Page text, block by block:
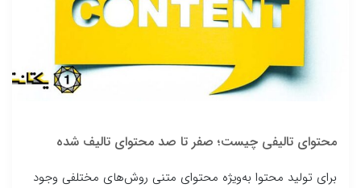
محتوای تالیفی چیست؛ صفر تا صد محتوای تالیف شده
برای تولید محتوا به‌ویژه محتوای متنی روش‌های مختلفی وجود